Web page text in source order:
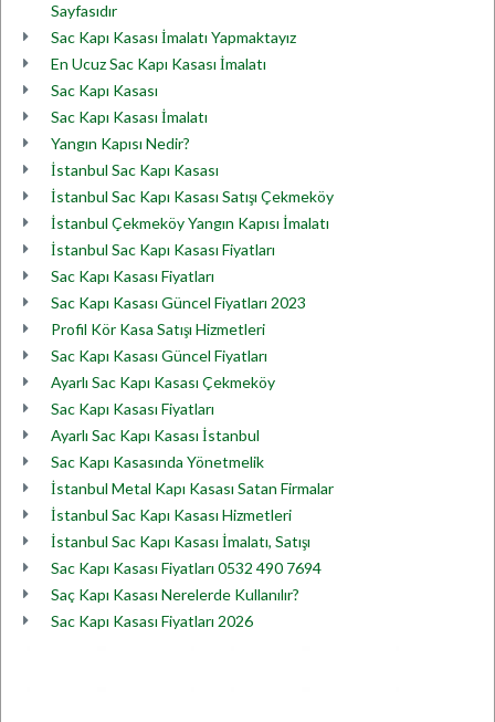
Sayfasıdır
Sac Kapı Kasası İmalatı Yapmaktayız
En Ucuz Sac Kapı Kasası İmalatı
Sac Kapı Kasası
Sac Kapı Kasası İmalatı
Yangın Kapısı Nedir?
İstanbul Sac Kapı Kasası
İstanbul Sac Kapı Kasası Satışı Çekmeköy
İstanbul Çekmeköy Yangın Kapısı İmalatı
İstanbul Sac Kapı Kasası Fiyatları
Sac Kapı Kasası Fiyatları
Sac Kapı Kasası Güncel Fiyatları 2023
Profil Kör Kasa Satışı Hizmetleri
Sac Kapı Kasası Güncel Fiyatları
Ayarlı Sac Kapı Kasası Çekmeköy
Sac Kapı Kasası Fiyatları
Ayarlı Sac Kapı Kasası İstanbul
Sac Kapı Kasasında Yönetmelik
İstanbul Metal Kapı Kasası Satan Firmalar
İstanbul Sac Kapı Kasası Hizmetleri
İstanbul Sac Kapı Kasası İmalatı, Satışı
Sac Kapı Kasası Fiyatları 0532 490 7694
Saç Kapı Kasası Nerelerde Kullanılır?
Sac Kapı Kasası Fiyatları 2026